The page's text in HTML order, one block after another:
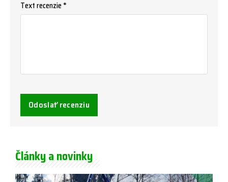
Text recenzie *
Odoslať recenziu
Články a novinky